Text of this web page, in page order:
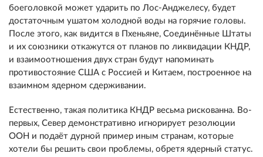
боеголовкой может ударить по Лос-Анджелесу, будет
достаточным ушатом холодной воды на горячие головы.
После этого, как видится в Пхеньяне, Соединённые Штаты
и их союзники откажутся от планов по ликвидации КНДР,
и взаимоотношения двух стран будут напоминать
противостояние США с Россией и Китаем, построенное на
взаимном ядерном сдерживании.
Естественно, такая политика КНДР весьма рискованна. Во-
первых, Север демонстративно игнорирует резолюции
ООН и подаёт дурной пример иным странам, которые
хотели бы решить свои проблемы, обретя ядерный статус.